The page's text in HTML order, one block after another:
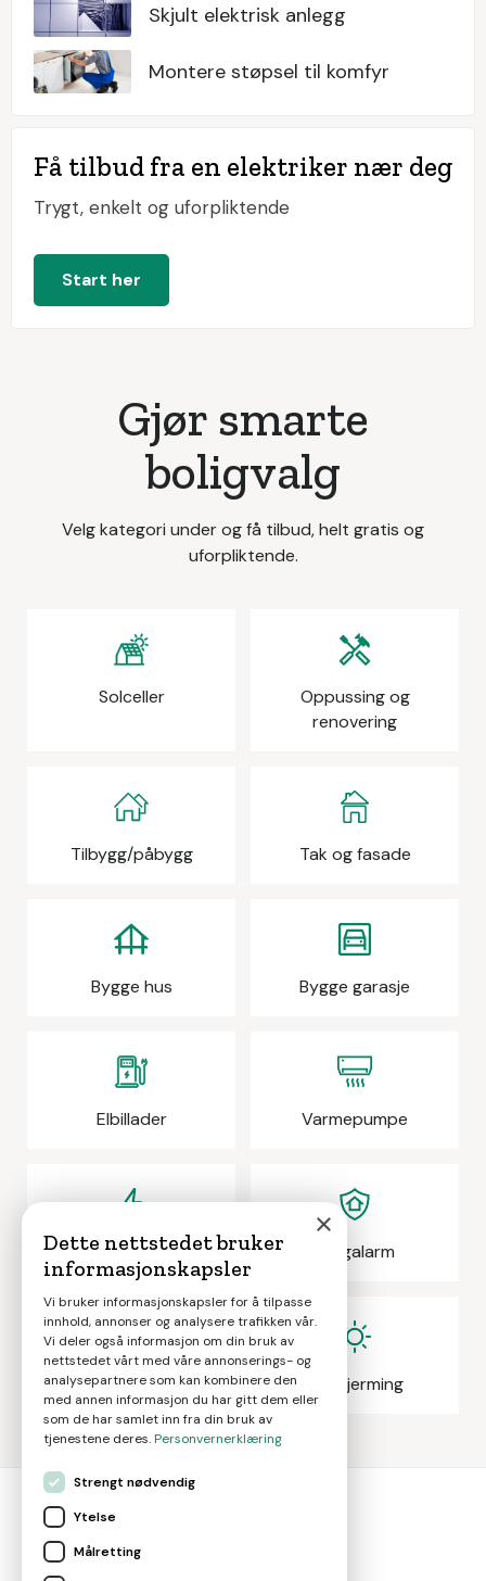
Skjult elektrisk anlegg
Montere støpsel til komfyr
Få tilbud fra en elektriker nær deg
Trygt, enkelt og uforpliktende
Start her
Gjør smarte
boligvalg
Velg kategori under og få tilbud, helt gratis og
uforpliktende.
Solceller
Oppussing og
renovering
Tilbygg/påbygg Tak og fasade
Bygge hus Bygge garasje
Elbillader Varmepumpe
Elektrikeroppdrag Boligalarm
Eiendomsmegling Solskjerming
×
Dette nettstedet bruker
informasjonskapsler
Vi bruker informasjonskapsler for å tilpasse
innhold, annonser og analysere trafikken vår.
Vi deler også informasjon om din bruk av
nettstedet vårt med våre annonserings- og
analysepartnere som kan kombinere den
med annen informasjon du har gitt dem eller
som de har samlet inn fra din bruk av
tjenestene deres.Personvernerklæring
Strengt nødvendig
Ytelse
Målretting